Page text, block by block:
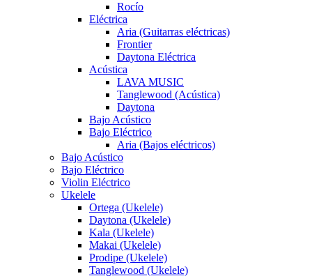
Rocío
Eléctrica
Aria (Guitarras eléctricas)
Frontier
Daytona Eléctrica
Acústica
LAVA MUSIC
Tanglewood (Acústica)
Daytona
Bajo Acústico
Bajo Eléctrico
Aria (Bajos eléctricos)
Bajo Acústico
Bajo Eléctrico
Violin Eléctrico
Ukelele
Ortega (Ukelele)
Daytona (Ukelele)
Kala (Ukelele)
Makai (Ukelele)
Prodipe (Ukelele)
Tanglewood (Ukelele)